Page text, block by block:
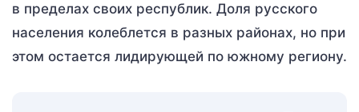
в пределах своих республик. Доля русского
населения колеблется в разных районах, но при
этом остается лидирующей по южному региону.